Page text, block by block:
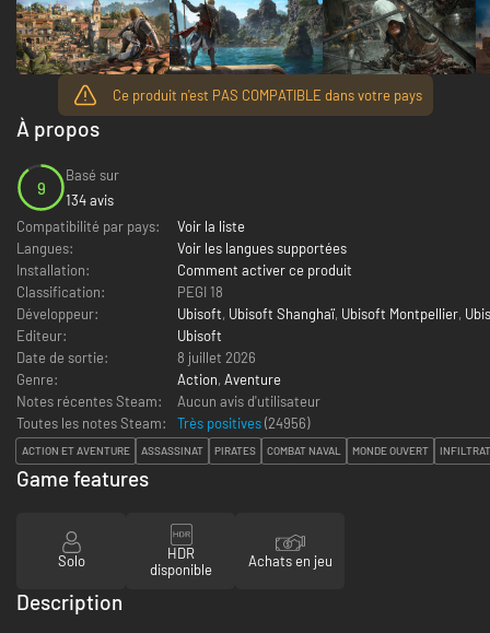
Ce produit n'est PAS COMPATIBLE dans votre pays
À propos
9
Basé sur
134 avis
Compatibilité par pays:
Voir la liste
Langues:
Voir les langues supportées
Installation:
Comment activer ce produit
Classification:
PEGI 18
Développeur:
Ubisoft, Ubisoft Shanghaï, Ubisoft Montpellier,
Editeur:
Ubisoft
Date de sortie:
8 juillet 2026
Genre:
Action, Aventure
Notes récentes Steam:
Aucun avis d'utilisateur
Toutes les notes Steam:
Très positives(24956)
ACTION ET AVENTURE ASSASSINAT PIRATES COMBAT NAVAL MONDE OUVERT
Game features
Solo
HDR
disponible
Achats en jeu
Description